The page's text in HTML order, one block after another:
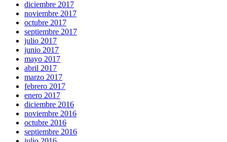
diciembre 2017
noviembre 2017
octubre 2017
septiembre 2017
julio 2017
junio 2017
mayo 2017
abril 2017
marzo 2017
febrero 2017
enero 2017
diciembre 2016
noviembre 2016
octubre 2016
septiembre 2016